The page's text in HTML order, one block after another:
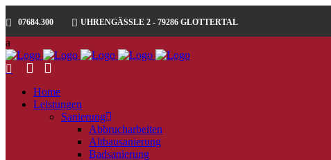
07684.300 UHRENGÄSSLE 2 - 79286 GLOTTERTAL
Home
Leistungen
Sanierung
Abbrucharbeiten
Altbausanierung
Badsanierung